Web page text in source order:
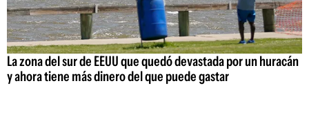
La zona del sur de EEUU que quedó devastada por un huracán
y ahora tiene más dinero del que puede gastar